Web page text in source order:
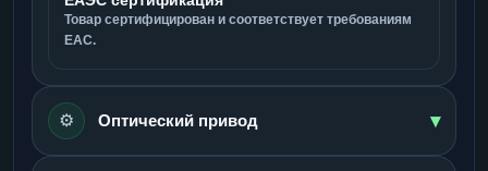
Товар сертифицирован и соответствует требованиям
ЕАС.
⚙️ Оптический привод ▾